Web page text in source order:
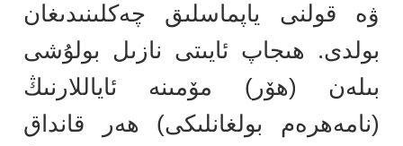
ۋە قولنى ياپماسلىق چەكلىنىدىغان
بولدى. ھىجاپ ئايىتى نازىل بولۇشى
بىلەن (ھۆر) مۆمىنە ئاياللارنىڭ
(نامەھرەم بولغانلىكى) ھەر قانداق